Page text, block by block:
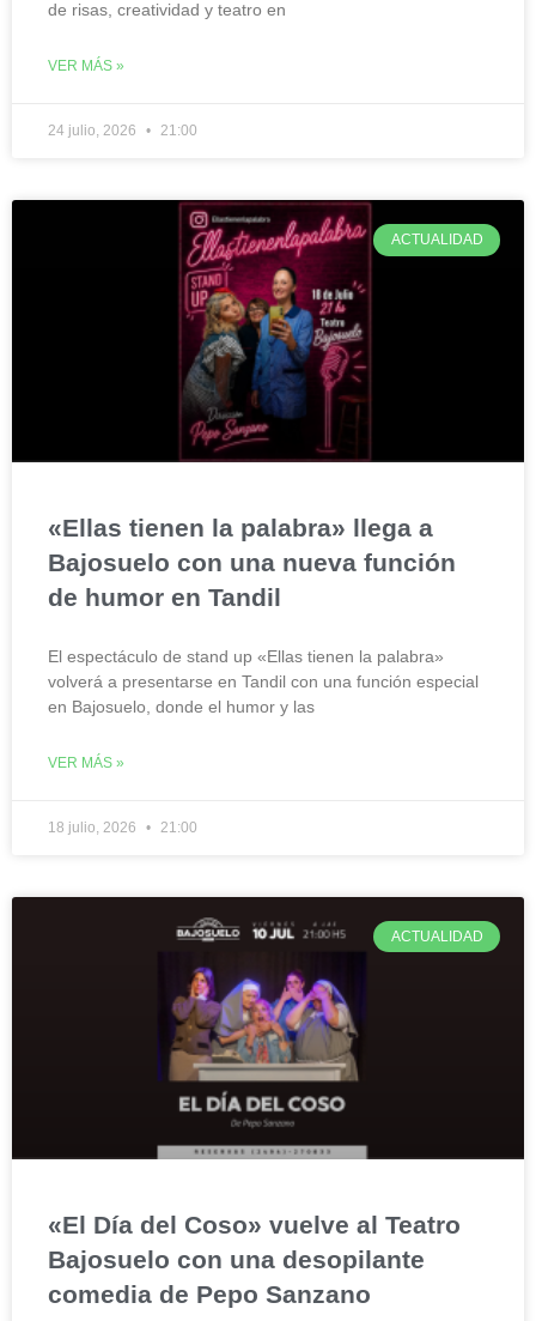
de risas, creatividad y teatro en
VER MÁS »
24 julio, 2026 21:00
ACTUALIDAD
«Ellas tienen la palabra» llega a
Bajosuelo con una nueva función
de humor en Tandil
El espectáculo de stand up «Ellas tienen la palabra»
volverá a presentarse en Tandil con una función especial
en Bajosuelo, donde el humor y las
VER MÁS »
18 julio, 2026 21:00
ACTUALIDAD
«El Día del Coso» vuelve al Teatro
Bajosuelo con una desopilante
comedia de Pepo Sanzano